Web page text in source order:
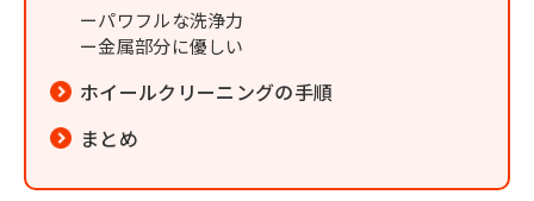
パワフルな洗浄力
金属部分に優しい
ホイールクリーニングの手順
まとめ